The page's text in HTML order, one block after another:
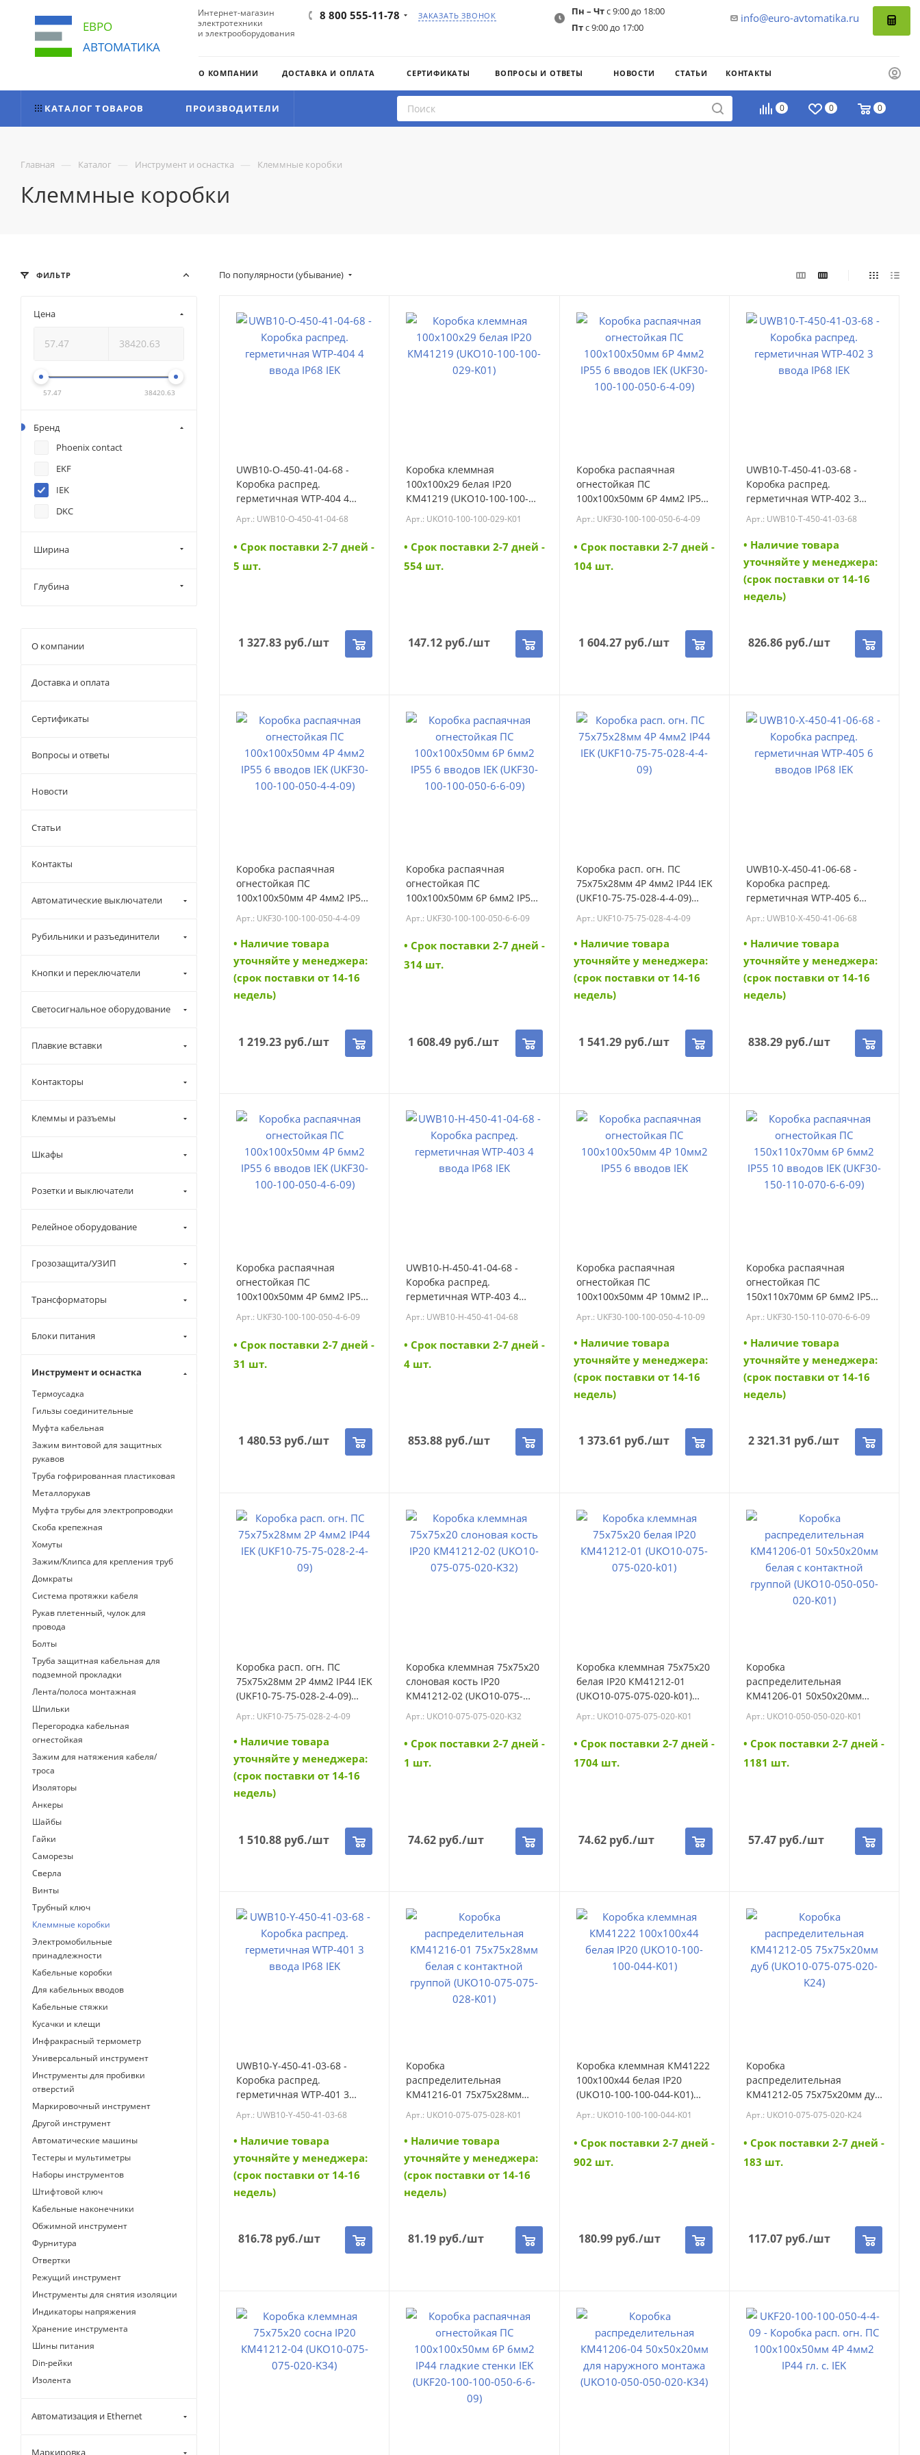
ЕВРО
АВТОМАТИКА
Интернет-магазин
электротехники
и электрооборудования
8 800 555-11-78 ЗАКАЗАТЬ ЗВОНОК info@euro-avtomatika.ru
Пн – Чтс 9:00 до 18:00
Птс 9:00 до 17:00
О КОМПАНИИ ДОСТАВКА И ОПЛАТА СЕРТИФИКАТЫ ВОПРОСЫ И ОТВЕТЫ НОВОСТИ СТАТЬИ КОНТАКТЫ
0 0 0
КАТАЛОГ ТОВАРОВ ПРОИЗВОДИТЕЛИ
Главная — Каталог — Инструмент и оснастка — Клеммные коробки
Клеммные коробки
По популярности (убывание)
UWB10-O-450-41-04-68 -
Коробка распред.
герметичная WTP-404 4
ввода IP68 IEK (UWB10-O-
450-41-04-68)
Арт.: UWB10-O-450-41-04-68
• Cрок поставки 2-7 дней -
5 шт.
1 327.83 руб./шт
Коробка клеммная
100х100х29 белая IP20
КМ41219 (UKO10-100-100-
029-K01) (UKO10-100-100-
029-K01)
Арт.: UKO10-100-100-029-K01
• Cрок поставки 2-7 дней -
554 шт.
147.12 руб./шт
Коробка распаячная
огнестойкая ПС
100х100х50мм 6P 4мм2 IP55
6 вводов IEK (UKF30-100-100-
050-6-4-09) (UKF30-100-100-
050-6-4-09)
Арт.: UKF30-100-100-050-6-4-09
• Cрок поставки 2-7 дней -
104 шт.
1 604.27руб./шт
UWB10-T-450-41-03-68 -
Коробка распред.
герметичная WTP-402 3
ввода IP68 IEK (UWB10-T-
450-41-03-68)
Арт.: UWB10-T-450-41-03-68
• Наличие товара
уточняйте у менеджера:
(срок поставки от 14-16
недель)
826.86руб./шт
Коробка распаячная
огнестойкая ПС
100х100х50мм 4P 4мм2 IP55
050-4-4-09) (UKF30-100-100-
050-4-4-09)
Арт.: UKF30-100-100-050-4-4-09
• Наличие товара
уточняйте у менеджера:
(срок поставки от 14-16
недель)
1 219.23 руб./шт
Коробка распаячная
огнестойкая ПС
100х100х50мм 6P 6мм2 IP55
050-6-6-09) (UKF30-100-100-
050-6-6-09)
Арт.: UKF30-100-100-050-6-6-09
• Cрок поставки 2-7 дней -
314 шт.
1 608.49 руб./шт
Коробка расп. огн. ПС
75х75х28мм 4P 4мм2 IP44 IEK
(UKF10-75-75-028-4-4-09)
Арт.: UKF10-75-75-028-4-4-09
• Наличие товара
уточняйте у менеджера:
(срок поставки от 14-16
недель)
1 541.29руб./шт
UWB10-X-450-41-06-68 -
Коробка распред.
герметичная WTP-405 6
450-41-06-68)
Арт.: UWB10-X-450-41-06-68
• Наличие товара
уточняйте у менеджера:
(срок поставки от 14-16
недель)
838.29руб./шт
Коробка распаячная
огнестойкая ПС
100х100х50мм 4P 6мм2 IP55
6 вводов IEK (UKF30-100-100-
050-4-6-09) (UKF30-100-100-
050-4-6-09)
Арт.: UKF30-100-100-050-4-6-09
• Cрок поставки 2-7 дней -
31 шт.
1 480.53 руб./шт
UWB10-H-450-41-04-68 -
Коробка распред.
герметичная WTP-403 4
ввода IP68 IEK (UWB10-H-
450-41-04-68)
Арт.: UWB10-H-450-41-04-68
• Cрок поставки 2-7 дней -
4 шт.
853.88 руб./шт
Коробка распаячная
огнестойкая ПС
100х100х50мм 4P 10мм2 IP55
6 вводов IEK (UKF30-100-100-
050-4-10-09)
Арт.: UKF30-100-100-050-4-10-09
• Наличие товара
уточняйте у менеджера:
(срок поставки от 14-16
недель)
1 373.61 руб./шт
Коробка распаячная
огнестойкая ПС
150х110х70мм 6P 6мм2 IP55
10 вводов IEK (UKF30-150-
110-070-6-6-09) (UKF30-150-
110-070-6-6-09)
Арт.: UKF30-150-110-070-6-6-09
• Наличие товара
уточняйте у менеджера:
(срок поставки от 14-16
недель)
2 321.31 руб./шт
Коробка расп. огн. ПС
75х75х28мм 2P 4мм2 IP44 IEK
(UKF10-75-75-028-2-4-09)
(UKF10-75-75-028-2-4-09)
Арт.: UKF10-75-75-028-2-4-09
• Наличие товара
уточняйте у менеджера:
(срок поставки от 14-16
недель)
1 510.88 руб./шт
Коробка клеммная 75х75х20
слоновая кость IP20
КМ41212-02 (UKO10-075-
075-020-K32) (UKO10-075-
075-020-K32)
Арт.: UKO10-075-075-020-K32
• Cрок поставки 2-7 дней -
1 шт.
74.62 руб./шт
Коробка клеммная 75х75х20
белая IP20 КМ41212-01
(UKO10-075-075-020-k01)
(UKO10-075-075-020-K01)
Арт.: UKO10-075-075-020-K01
• Cрок поставки 2-7 дней -
1704 шт.
74.62руб./шт
Коробка
распределительная
КМ41206-01 50х50х20мм
белая с контактной группой
(UKO10-050-050-020-K01)
(UKO10-050-050-020-K01)
Арт.: UKO10-050-050-020-K01
• Cрок поставки 2-7 дней -
1181 шт.
57.47руб./шт
UWB10-Y-450-41-03-68 -
Коробка распред.
герметичная WTP-401 3
ввода IP68 IEK (UWB10-Y-
450-41-03-68)
Арт.: UWB10-Y-450-41-03-68
• Наличие товара
уточняйте у менеджера:
(срок поставки от 14-16
недель)
816.78 руб./шт
Коробка
распределительная
КМ41216-01 75х75х28мм
белая с контактной группой
(UKO10-075-075-028-K01)
(UKO10-075-075-028-K01)
Арт.: UKO10-075-075-028-K01
• Наличие товара
уточняйте у менеджера:
(срок поставки от 14-16
недель)
81.19 руб./шт
Коробка клеммная КМ41222
100х100х44 белая IP20
(UKO10-100-100-044-K01)
(UKO10-100-100-044-K01)
Арт.: UKO10-100-100-044-K01
• Cрок поставки 2-7 дней -
902 шт.
180.99руб./шт
Коробка
распределительная
КМ41212-05 75х75х20мм дуб
(UKO10-075-075-020-K24)
(UKO10-075-075-020-K24)
Арт.: UKO10-075-075-020-K24
• Cрок поставки 2-7 дней -
183 шт.
117.07руб./шт
ФИЛЬТР
Цена
57.47 38420.63
Бренд
Phoenix contact
EKF
IEK
DKC
Ширина
Глубина
О компании
Доставка и оплата
Сертификаты
Вопросы и ответы
Новости
Статьи
Контакты
Автоматические выключатели
Рубильники и разъединители
Кнопки и переключатели
Светосигнальное оборудование
Плавкие вставки
Контакторы
Клеммы и разъемы
Шкафы
Розетки и выключатели
Релейное оборудование
Грозозащита/УЗИП
Трансформаторы
Блоки питания
Инструмент и оснастка
Термоусадка
Гильзы соединительные
Муфта кабельная
Зажим винтовой для защитных
рукавов
Труба гофрированная пластиковая
Металлорукав
Муфта трубы для электропроводки
Скоба крепежная
Хомуты
Зажим/Клипса для крепления труб
Домкраты
Система протяжки кабеля
Рукав плетенный, чулок для
провода
Болты
Труба защитная кабельная для
подземной прокладки
Лента/полоса монтажная
Шпильки
Перегородка кабельная
огнестойкая
Зажим для натяжения кабеля/
троса
Изоляторы
Анкеры
Шайбы
Гайки
Саморезы
Сверла
Винты
Трубный ключ
Клеммные коробки
Электромобильные
принадлежности
Кабельные коробки
Для кабельных вводов
Кабельные стяжки
Кусачки и клещи
Инфракрасный термометр
Универсальный инструмент
Инструменты для пробивки
отверстий
Маркировочный инструмент
Другой инструмент
Автоматические машины
Тестеры и мультиметры
Наборы инструментов
Штифтовой ключ
Кабельные наконечники
Обжимной инструмент
Фурнитура
Отвертки
Режущий инструмент
Инструменты для снятия изоляции
Индикаторы напряжения
Хранение инструмента
Шины питания
Din-рейки
Изолента
Автоматизация и Ethernet
Маркировка